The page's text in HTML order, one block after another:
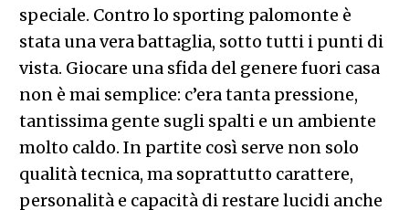
speciale. Contro lo sporting palomonte è
stata una vera battaglia, sotto tutti i punti di
vista. Giocare una sfida del genere fuori casa
non è mai semplice: c’era tanta pressione,
tantissima gente sugli spalti e un ambiente
molto caldo. In partite così serve non solo
qualità tecnica, ma soprattutto carattere,
personalità e capacità di restare lucidi anche